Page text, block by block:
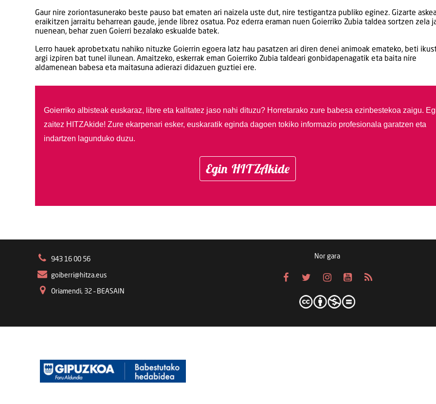
Gaur nire zoriontasunerako beste pauso bat ematen ari naizela uste dut, nire testigantza publiko eginez. Gizarte
eraikitzen jarraitu beharrean gaude, jende librez osatua. Poz ederra eraman nuen Goierriko Zubia taldea sortzen zela
nuenean, behar zuen Goierri bezalako eskualde batek.
Lerro hauek aprobetxatu nahiko nituzke Goierrin egoera latz hau pasatzen ari diren denei animoak emateko, beti
argi izpiren bat tunel ilunean. Amaitzeko, eskerrak eman Goierriko Zubia taldeari gonbidapenagatik eta baita nire
aldamenean babesa eta maitasuna adierazi didazuen guztiei ere.
Goierriko albisteak euskaraz, libre eta kalitatez jaso nahi dituzu? Horretarako zure babesa ezinbestekoa zaigu.
zaitez HITZAkide! Zure ekarpenari esker, euskaratik eginda dagoen tokiko informazio profesionala garatzen eta
indartzen lagunduko duzu.
Egin HITZAkide
943 16 00 56
goiberri@hitza.eus
Oriamendi, 32 – BEASAIN
Nor gara